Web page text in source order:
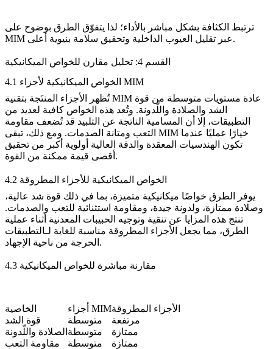
ترتبط الكثافة بشكل مباشر بالأداء؛ لذا يتفوّق الطرق بوضوح على
MIM عبر تقليل العيوب الداخلية وتحقيق سلامة بنيوية أعلى.
القسم 4: تحليل مقارن للخواص الميكانيكية
4.1 الخواص الميكانيكية لأجزاء MIM
تُظهر الأجزاء المنتَجة بتقنية MIM عادة مستويات متوسطة من قوة
الشد والصلادة واللّدونة. وتُعد هذه الخواص كافية لعديد من
التطبيقات، إلا أن المسامية الناتجة عن التلبيد قد تُضعف مقاومة
التعب ومتانة الصدمات. ومع ذلك، تبقى MIM خيارًا عمليًا عندما
تكون الهندسيات المعقدة والدقة العالية أولوية أكبر من تحقيق
أقصى قيمة ممكنة من القوة.
4.2 الخواص الميكانيكية للأجزاء المطروقة
يوفر الطرق خواصًا ميكانيكية متميزة، بما في ذلك قوة شد عالية،
وصلادة ممتازة، ولدونة جيدة، ومقاومة استثنائية للتعب والصدمات.
تنتج هذه المزايا عن تنقية وتوجيه الحبيبات المعدنية أثناء عملية
الطرق، مما يجعل الأجزاء المطروقة مناسبة للغاية لـالتطبيقات
الحرجة من ناحية الإجهاد .
4.3 مقارنة مباشرة للخواص الميكانيكية
الخاصية أجزاء MIMالأجزاء المطروقة
قوة الشد
متوسطة
مرتفعة
الصلادة واللّدونة متوسطة
ممتازة
مقاومة التعب
متوسطة ممتازة